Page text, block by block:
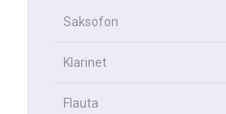
Saksofon
Klarinet
Flauta